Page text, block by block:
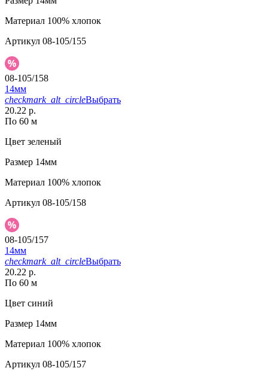
Материал 100% хлопок
Артикул 08-105/155
08-105/158
14мм
checkmark_alt_circleВыбрать
20.22 р.
По 60 м
Цвет зеленый
Размер 14мм
Материал 100% хлопок
Артикул 08-105/158
08-105/157
14мм
checkmark_alt_circleВыбрать
20.22 р.
По 60 м
Цвет синий
Размер 14мм
Материал 100% хлопок
Артикул 08-105/157